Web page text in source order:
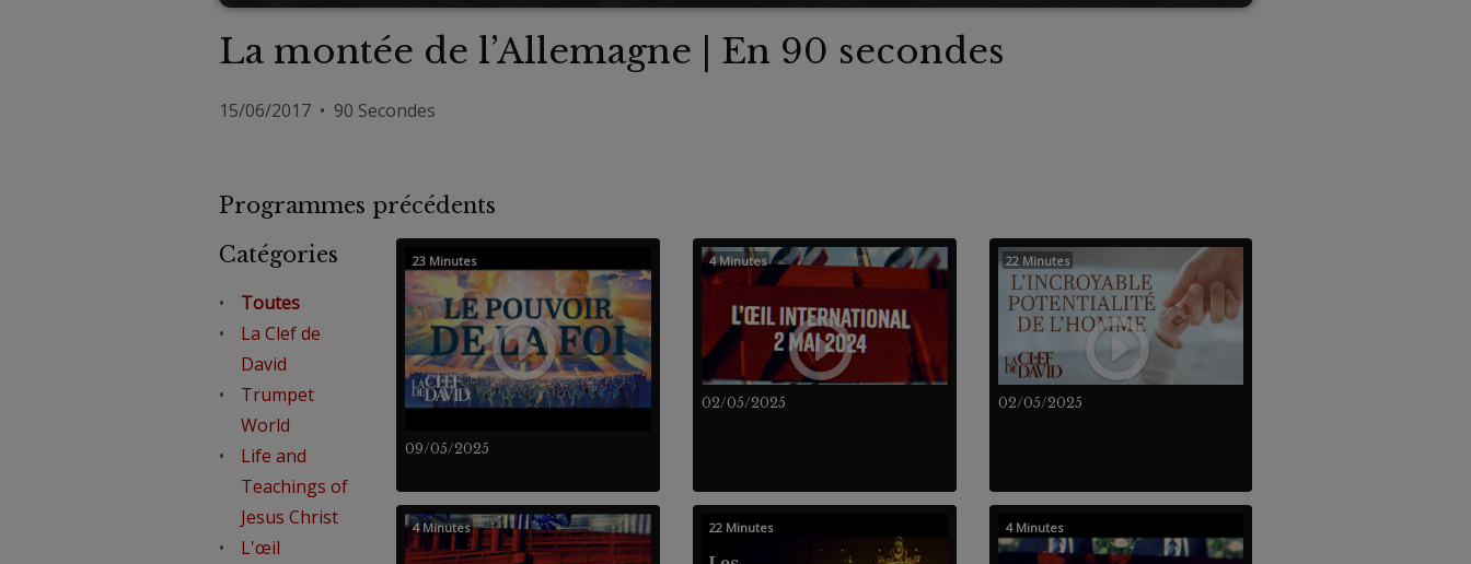
La montée de l’Allemagne | En 90 secondes
15/06/2017 • 90 Secondes
Programmes précédents
Catégories
Toutes
La Clef de
David
Trumpet
World
Life and
Teachings of
Jesus Christ
L'œil
09/05/2025
23 Minutes
02/05/2025
4 Minutes
02/05/2025
22 Minutes
4 Minutes 22 Minutes 4 Minutes